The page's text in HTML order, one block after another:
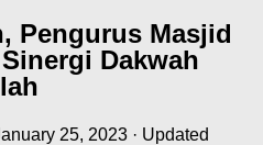
Pengurus Masjid
Dakwah
25, 2023 · Updated